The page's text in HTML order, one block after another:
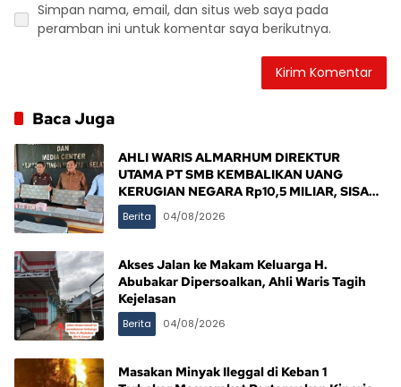
Simpan nama, email, dan situs web saya pada
peramban ini untuk komentar saya berikutnya.
Baca Juga
AHLI WARIS ALMARHUM DIREKTUR
UTAMA PT SMB KEMBALIKAN UANG
KERUGIAN NEGARA Rp10,5 MILIAR, SISA
Berita 04/08/2026
Akses Jalan ke Makam Keluarga H.
Abubakar Dipersoalkan, Ahli Waris Tagih
Kejelasan
Berita 04/08/2026
Masakan Minyak Ileggal di Keban 1